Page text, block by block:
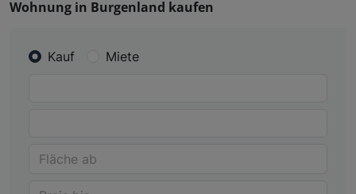
Wohnung in Burgenland kaufen
Kauf Miete